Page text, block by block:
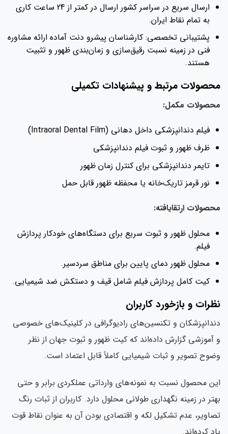
ارسال سریع در سراسر کشور ارسال در کمتر از 24 ساعت کاری
به تمام نقاط ایران.
پشتیبانی تخصصی: کارشناسان پیشرو دنت آماده ارائه مشاوره
فنی در زمینه نسبت رقیق‌سازی و زمان‌بندی ظهور و تثبیت
هستند.
محصولات مرتبط و پیشنهادات تکمیلی
محصولات مکمل:
فیلم دندانپزشکی داخل دهانی (Intraoral Dental Film)
ظرف ظهور و ثبوت فیلم دندانپزشکی
تایمر دندانپزشکی برای کنترل زمان ظهور
نور قرمز تاریک‌خانه یا محفظه ظهور قابل حمل
محصولات ارتقایافته:
محلول ظهور و ثبوت سریع برای دستگاه‌های خودکار پردازش
فیلم.
محلول ظهور دمای پایین برای مناطق سردسیر.
کیت کامل پردازش فیلم شامل قیف و دستکش ضد شیمیایی.
نظرات و بازخورد کاربران
دندانپزشکان و تکنسین‌های رادیوگرافی در کلینیک‌های خصوصی
و آموزشی گزارش داده‌اند که کیت ظهور و ثبوت جهان از نظر
وضوح تصویر و ثبات شیمیایی کاملاً قابل اعتماد است.
این محصول نسبت به نمونه‌های وارداتی عملکردی برابر و حتی
بهتر در زمینه نگهداری طولانی محلول دارد. کاربران از ثبات رنگ
تصاویر، عدم تشکیل لکه و اقتصادی بودن آن به عنوان نقاط قوت